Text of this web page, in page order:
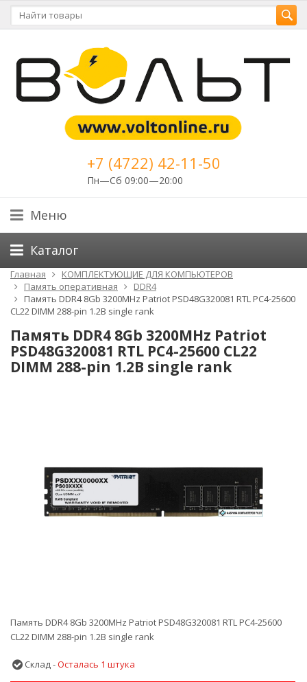
+7 (4722) 42-11-50
Пн—Сб 09:00—20:00
Меню
Каталог
Главная
КОМПЛЕКТУЮЩИЕ ДЛЯ КОМПЬЮТЕРОВ
Память оперативная
DDR4
Память DDR4 8Gb 3200MHz Patriot PSD48G320081 RTL PC4-25600
CL22 DIMM 288-pin 1.2В single rank
Память DDR4 8Gb 3200MHz Patriot
PSD48G320081 RTL PC4-25600 CL22
DIMM 288-pin 1.2В single rank
Память DDR4 8Gb 3200MHz Patriot PSD48G320081 RTL PC4-25600
CL22 DIMM 288-pin 1.2В single rank
Склад -Осталась 1 штука